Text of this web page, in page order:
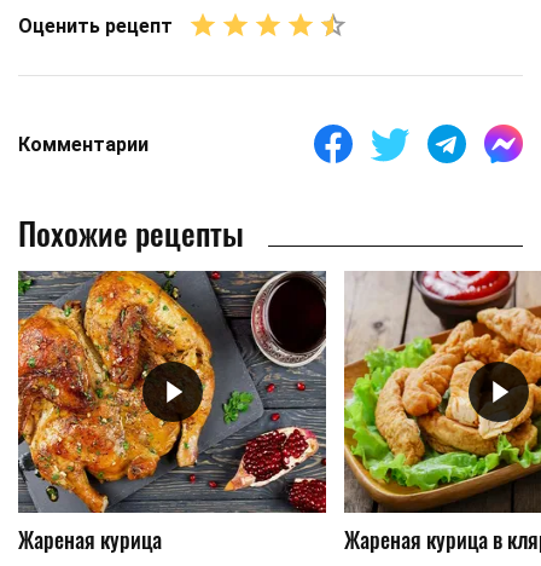
Оценить рецепт
Комментарии
Похожие рецепты
Жареная курица Жареная курица в